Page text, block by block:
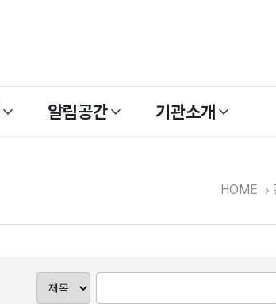
알림공간 기관소개
HOME